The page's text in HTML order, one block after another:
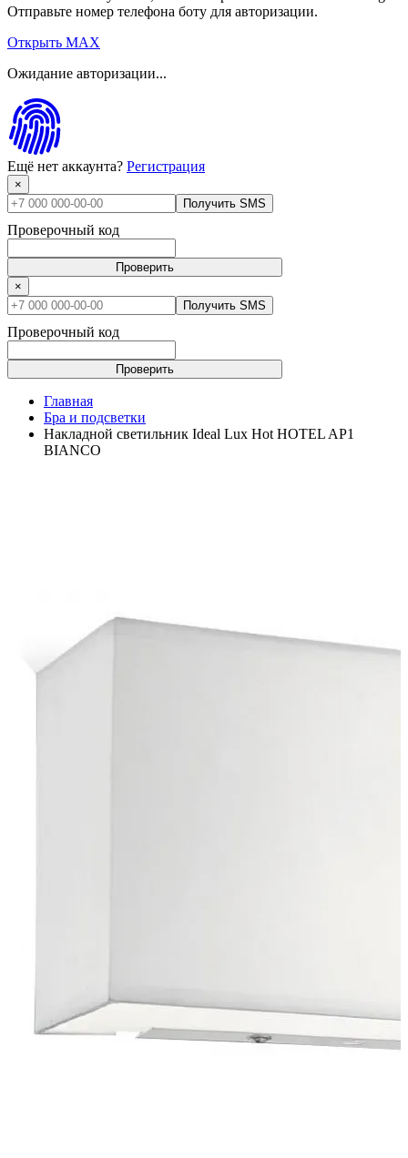
Отправьте номер телефона боту для авторизации.
Открыть MAX
Ожидание авторизации...
Ещё нет аккаунта? Регистрация
×
Получить SMS
Проверочный код
Проверить
×
Получить SMS
Проверочный код
Проверить
Главная
Бра и подсветки
Накладной светильник Ideal Lux Hot HOTEL AP1
BIANCO